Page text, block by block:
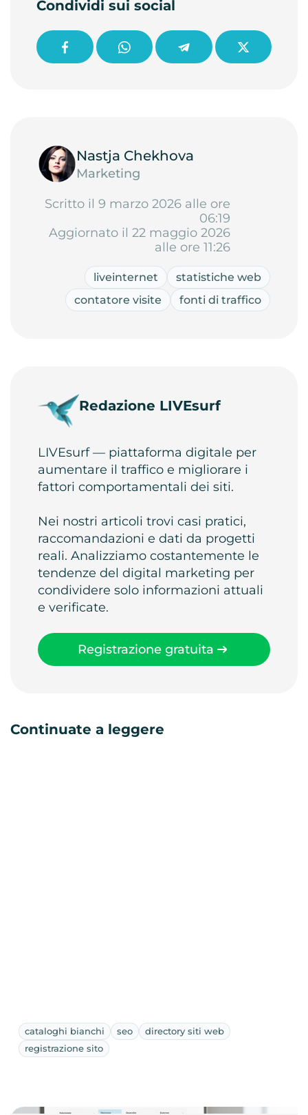
Condividi sui social
Nastja Chekhova
Marketing
Scritto il 9 marzo 2026 alle ore
06:19
Aggiornato il 22 maggio 2026
alle ore 11:26
liveinternet
statistiche web
contatore visite
fonti di traffico
Redazione LIVEsurf
LIVEsurf — piattaforma digitale per
aumentare il traffico e migliorare i
fattori comportamentali dei siti.
Nei nostri articoli trovi casi pratici,
raccomandazioni e dati da progetti
reali. Analizziamo costantemente le
tendenze del digital marketing per
condividere solo informazioni attuali
e verificate.
Registrazione gratuita
Continuate a leggere
cataloghi bianchi seo
directory siti web
registrazione sito